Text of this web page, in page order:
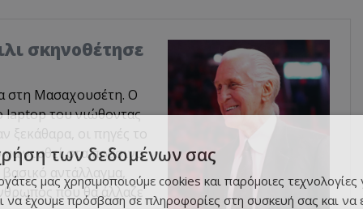
σκηνοθέτησε
στη Μασαχουσέτη. Ο
laptop του νιώθοντας
ξεκάθαρα, οι πηγές το
ντυθεί στα πράσινα.
αντάλλαγμα,
που θα άλλαζε
των δεδομένων σας
μας χρησιμοποιούμε cookies και παρόμοιες τεχνολογίες
να έχουμε πρόσβαση σε πληροφορίες στη συσκευή σας και να